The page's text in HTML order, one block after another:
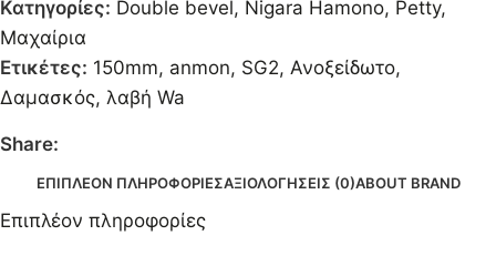
Κατηγορίες: Double bevel, Nigara Hamono, Petty,
Μαχαίρια
Ετικέτες: 150mm, anmon, SG2, Ανοξείδωτο,
Δαμασκός, λαβή Wa
Share:
ΕΠΙΠΛΈΟΝ ΠΛΗΡΟΦΟΡΊΕΣΑΞΙΟΛΟΓΉΣΕΙΣ (0)ABOUT BRAND
Επιπλέον πληροφορίες